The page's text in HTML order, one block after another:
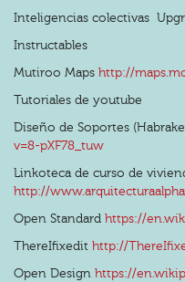
Inteligencias colectivas
Instructables
Mutiroo Maps http://
Tutoriales de youtube
Diseño de Soportes
v=8-pXF78_tuw
Linkoteca de curso de
http://
Open Standard https://
ThereIfixedit http://
Open Design https://